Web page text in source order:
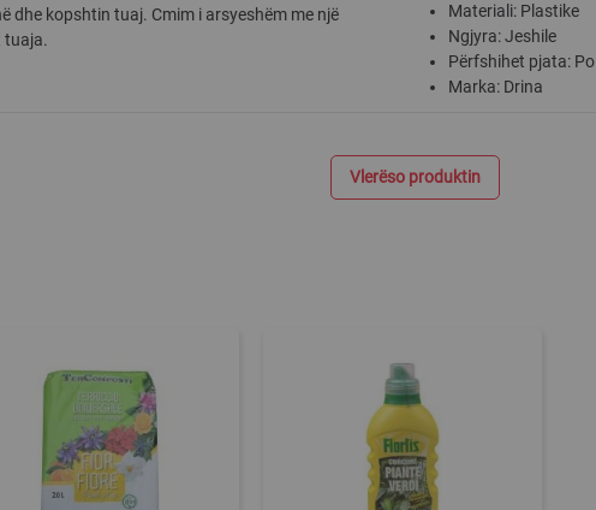
dhe kopshtin tuaj. Cmim i arsyeshëm me një
tuaja.
Materiali: Plastike
Ngjyra: Jeshile
Përfshihet pjata: Po
Marka: Drina
Vlerëso produktin